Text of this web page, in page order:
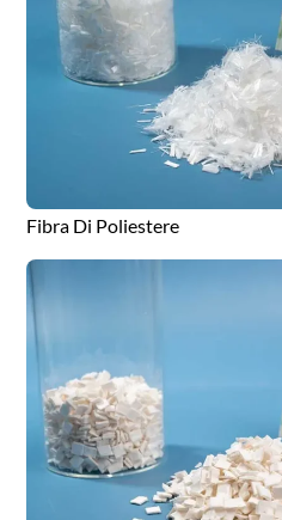
Fibra Di Poliestere